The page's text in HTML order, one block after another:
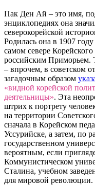
Пак Ден Ай – это имя,
энциклопедиях она
северокорейской
Родилась она в 1907
самом севере
российским Приморьем.
– впрочем, в советском
загадочным образом
«видной корейской
деятельницы». Эта
штрих к портрету
на территории
сначала в Корейском
Уссурийске, а затем, по
государственном
вероятным, если
Коммунистическом
Сталина, учебном
для мировой революции.